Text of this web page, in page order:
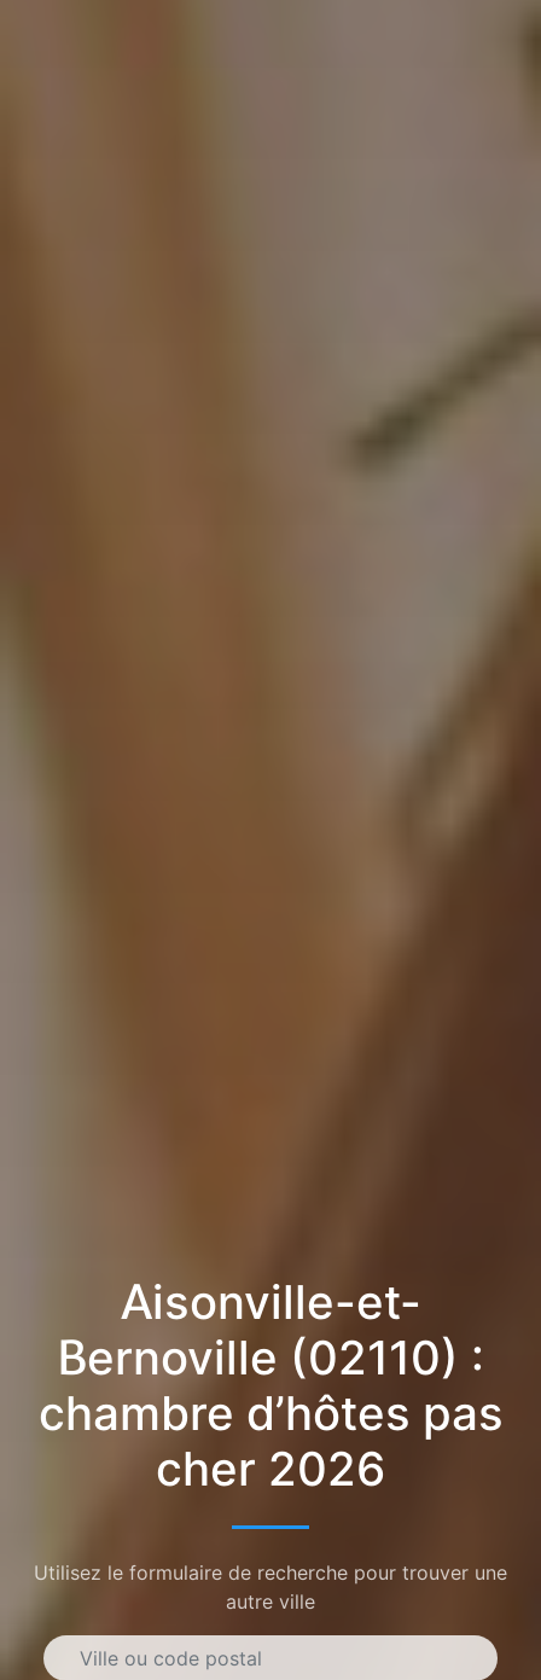
Aisonville-et-
Bernoville (02110) :
chambre d’hôtes pas
cher 2026
Utilisez le formulaire de recherche pour trouver une
autre ville